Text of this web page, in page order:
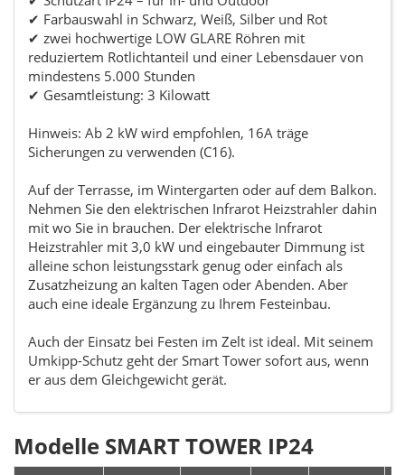
✔ Farbauswahl in Schwarz, Weiß, Silber und Rot
✔ zwei hochwertige LOW GLARE Röhren mit
reduziertem Rotlichtanteil und einer Lebensdauer von
mindestens 5.000 Stunden
✔ Gesamtleistung: 3 Kilowatt
Hinweis: Ab 2 kW wird empfohlen, 16A träge
Sicherungen zu verwenden (C16).
Auf der Terrasse, im Wintergarten oder auf dem Balkon.
Nehmen Sie den elektrischen Infrarot Heizstrahler dahin
mit wo Sie in brauchen. Der elektrische Infrarot
Heizstrahler mit 3,0 kW und eingebauter Dimmung ist
alleine schon leistungsstark genug oder einfach als
Zusatzheizung an kalten Tagen oder Abenden. Aber
auch eine ideale Ergänzung zu Ihrem Festeinbau.
Auch der Einsatz bei Festen im Zelt ist ideal. Mit seinem
Umkipp-Schutz geht der Smart Tower sofort aus, wenn
er aus dem Gleichgewicht gerät.
Modelle SMART TOWER IP24